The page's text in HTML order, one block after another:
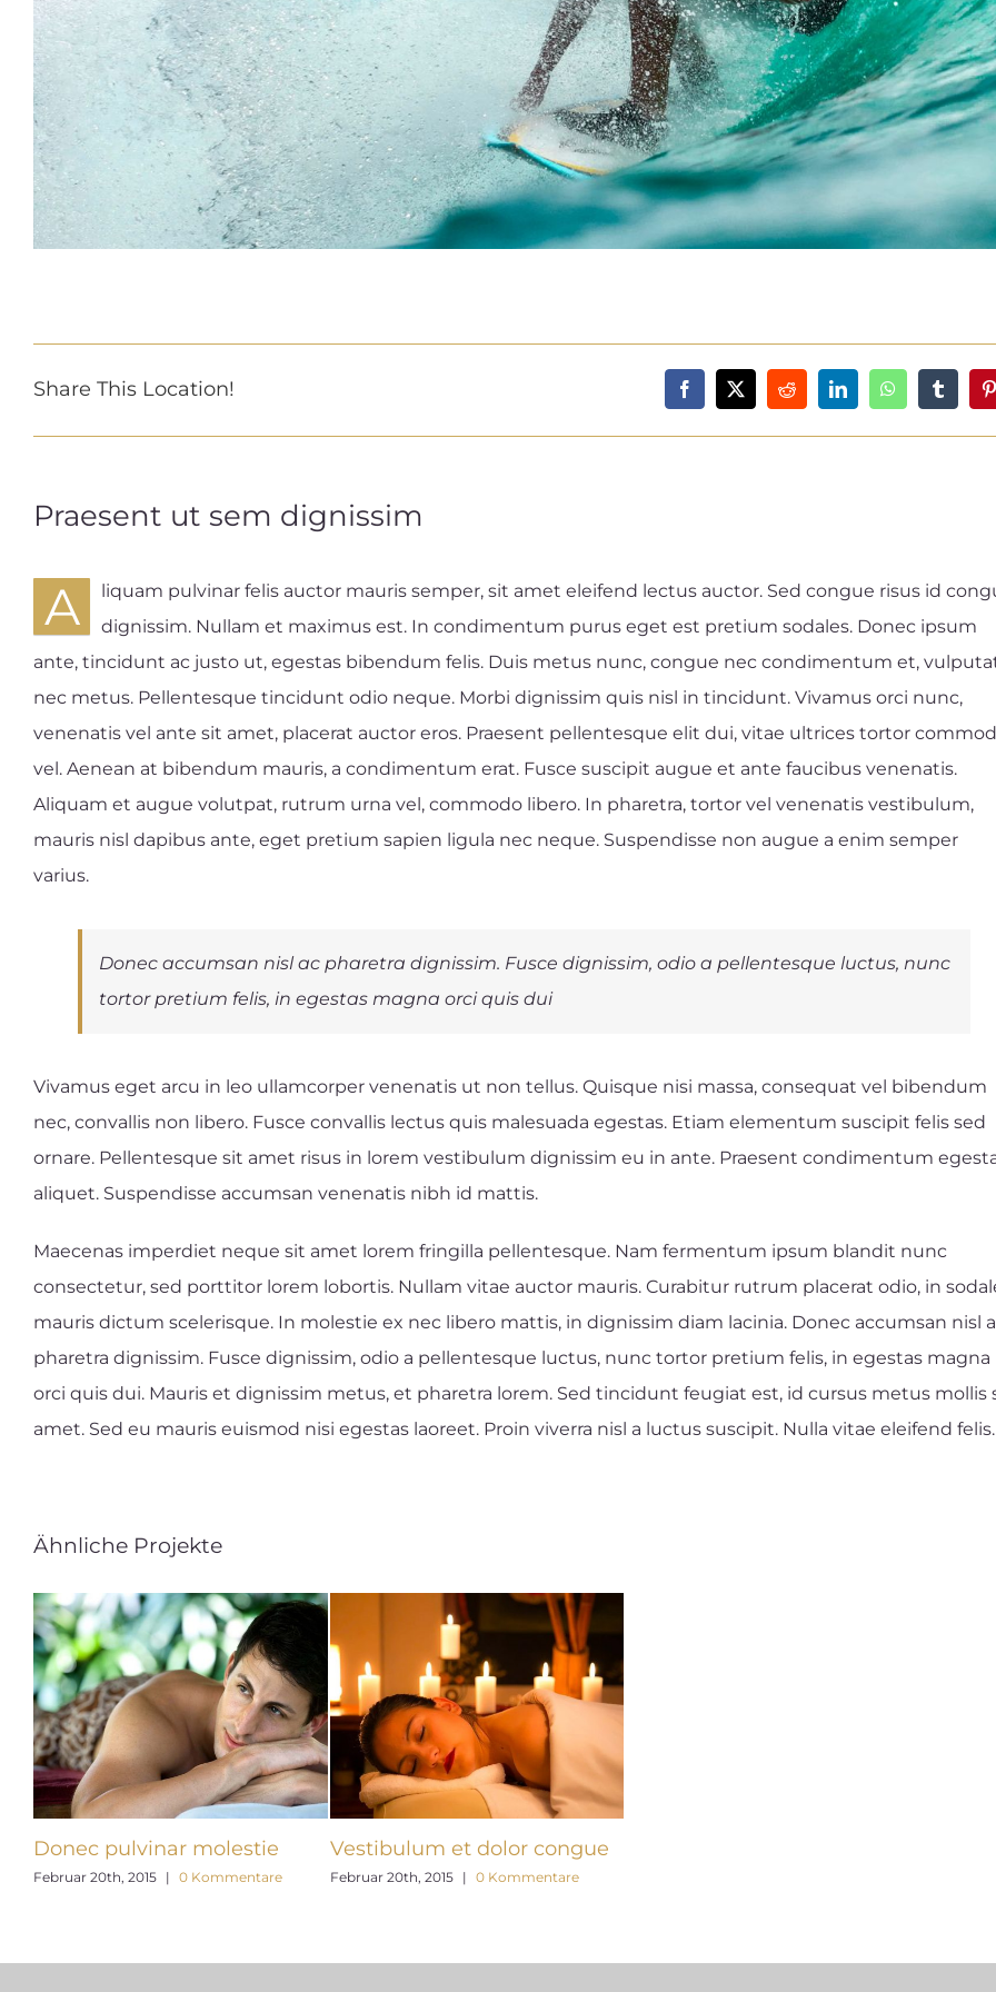
Blog
Spenden
Kontakt
Deutsch
Share This Location!
Praesent ut sem dignissim
A
liquam pulvinar felis auctor mauris semper, sit amet eleifend lectus auctor. Sed congue risus id
dignissim. Nullam et maximus est. In condimentum purus eget est pretium sodales. Donec ipsum
ante, tincidunt ac justo ut, egestas bibendum felis. Duis metus nunc, congue nec condimentum et,
nec metus. Pellentesque tincidunt odio neque. Morbi dignissim quis nisl in tincidunt. Vivamus orci nunc,
venenatis vel ante sit amet, placerat auctor eros. Praesent pellentesque elit dui, vitae ultrices tortor
vel. Aenean at bibendum mauris, a condimentum erat. Fusce suscipit augue et ante faucibus venenatis.
Aliquam et augue volutpat, rutrum urna vel, commodo libero. In pharetra, tortor vel venenatis vestibulum,
mauris nisl dapibus ante, eget pretium sapien ligula nec neque. Suspendisse non augue a enim semper
varius.
Donec accumsan nisl ac pharetra dignissim. Fusce dignissim, odio a pellentesque luctus, nunc
tortor pretium felis, in egestas magna orci quis dui
Vivamus eget arcu in leo ullamcorper venenatis ut non tellus. Quisque nisi massa, consequat vel bibendum
nec, convallis non libero. Fusce convallis lectus quis malesuada egestas. Etiam elementum suscipit felis sed
ornare. Pellentesque sit amet risus in lorem vestibulum dignissim eu in ante. Praesent condimentum
aliquet. Suspendisse accumsan venenatis nibh id mattis.
Maecenas imperdiet neque sit amet lorem fringilla pellentesque. Nam fermentum ipsum blandit nunc
consectetur, sed porttitor lorem lobortis. Nullam vitae auctor mauris. Curabitur rutrum placerat odio, in
mauris dictum scelerisque. In molestie ex nec libero mattis, in dignissim diam lacinia. Donec accumsan nisl
pharetra dignissim. Fusce dignissim, odio a pellentesque luctus, nunc tortor pretium felis, in egestas magna
orci quis dui. Mauris et dignissim metus, et pharetra lorem. Sed tincidunt feugiat est, id cursus metus mollis
amet. Sed eu mauris euismod nisi egestas laoreet. Proin viverra nisl a luctus suscipit. Nulla vitae eleifend felis.
Ähnliche Projekte
Donec pulvinar molestie
Februar 20th, 2015 | 0 Kommentare
Vestibulum et dolor congue
Februar 20th, 2015 | 0 Kommentare